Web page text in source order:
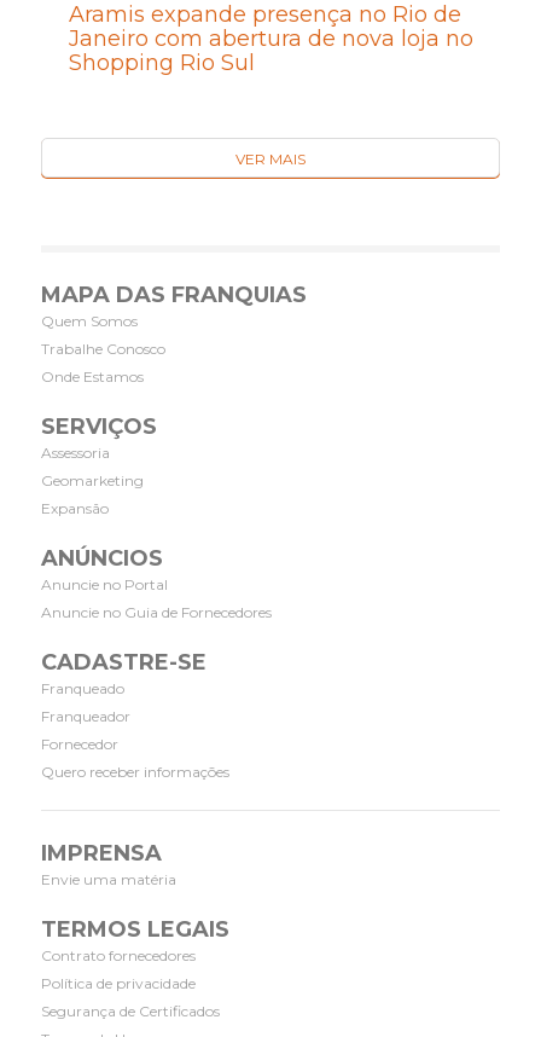
Aramis expande presença no Rio de
Janeiro com abertura de nova loja no
Shopping Rio Sul
VER MAIS
MAPA DAS FRANQUIAS
Quem Somos
Trabalhe Conosco
Onde Estamos
SERVIÇOS
Assessoria
Geomarketing
Expansão
ANÚNCIOS
Anuncie no Portal
Anuncie no Guia de Fornecedores
CADASTRE-SE
Franqueado
Franqueador
Fornecedor
Quero receber informações
IMPRENSA
Envie uma matéria
TERMOS LEGAIS
Contrato fornecedores
Política de privacidade
Segurança de Certificados